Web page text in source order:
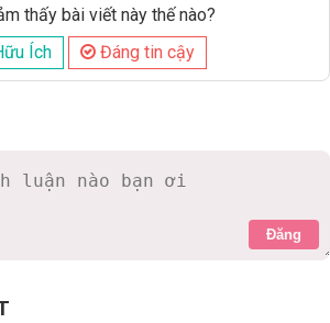
thấy bài viết này thế nào?
Ích
Đáng tin cậy
Đăng